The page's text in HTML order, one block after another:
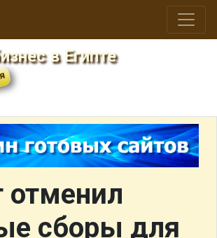
в Египте
отменил
сборы для